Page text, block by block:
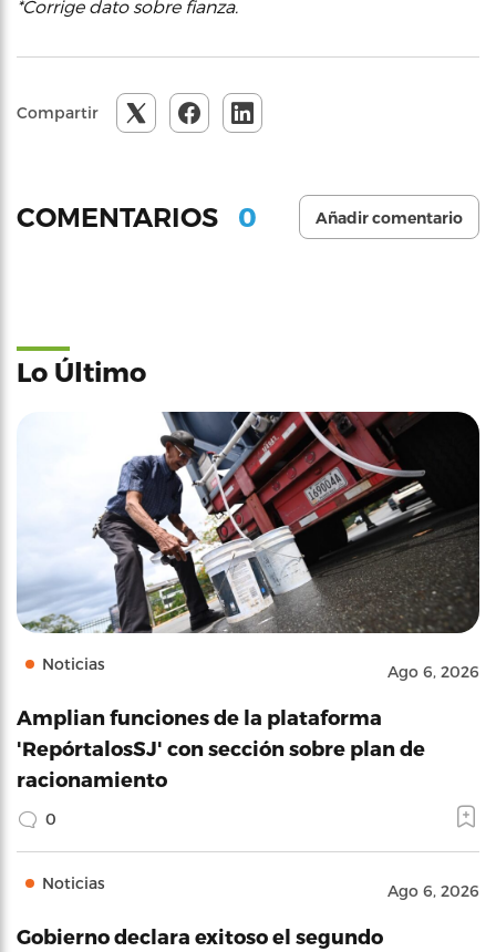
*Corrige dato sobre fianza.
Compartir
COMENTARIOS 0 Añadir comentario
Lo Último
Noticias Ago 6, 2026
Amplian funciones de la plataforma
'RepórtalosSJ' con sección sobre plan de
racionamiento
0
Noticias Ago 6, 2026
Gobierno declara exitoso el segundo